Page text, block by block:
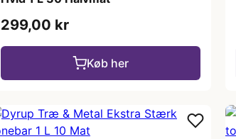
299,00 kr
Køb her